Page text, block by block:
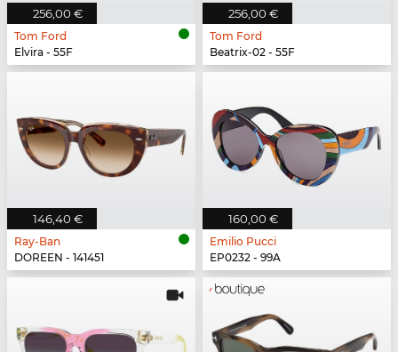
256,00 €
Tom Ford
Elvira - 55F
256,00 €
Tom Ford
Beatrix-02 - 55F
146,40 €
Ray-Ban
DOREEN - 141451
160,00 €
Emilio Pucci
EP0232 - 99A